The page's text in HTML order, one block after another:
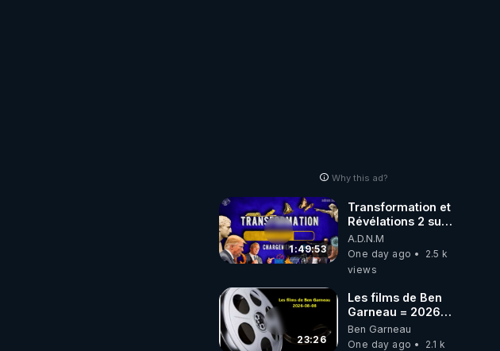
Why this ad?
1:49:53
Transformation et
Révélations 2 sur
2 - live du
07/08/26
A.D.N.M
One day ago
2.5 k
views
23:26
Les films de Ben
Garneau = 2026-
08-08
Ben Garneau
One day ago
2.1 k